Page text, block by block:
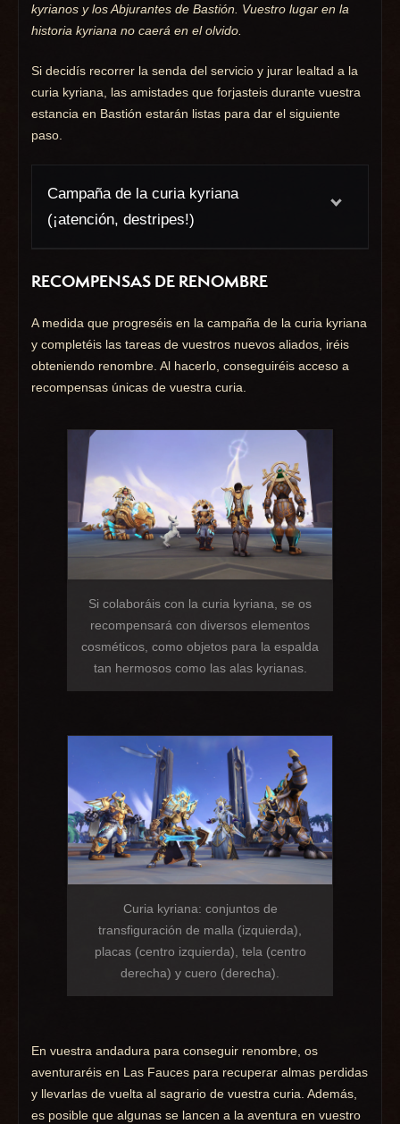
kyrianos y los Abjurantes de Bastión. Vuestro lugar en la
historia kyriana no caerá en el olvido.
Si decidís recorrer la senda del servicio y jurar lealtad a la
curia kyriana, las amistades que forjasteis durante vuestra
estancia en Bastión estarán listas para dar el siguiente
paso.
Campaña de la curia kyriana
(¡atención, destripes!)
RECOMPENSAS DE RENOMBRE
A medida que progreséis en la campaña de la curia kyriana
y completéis las tareas de vuestros nuevos aliados, iréis
obteniendo renombre. Al hacerlo, conseguiréis acceso a
recompensas únicas de vuestra curia.
Si colaboráis con la curia kyriana, se os
recompensará con diversos elementos
cosméticos, como objetos para la espalda
tan hermosos como las alas kyrianas.
Curia kyriana: conjuntos de
transfiguración de malla (izquierda),
placas (centro izquierda), tela (centro
derecha) y cuero (derecha).
En vuestra andadura para conseguir renombre, os
aventuraréis en Las Fauces para recuperar almas perdidas
y llevarlas de vuelta al sagrario de vuestra curia. Además,
es posible que algunas se lancen a la aventura en vuestro